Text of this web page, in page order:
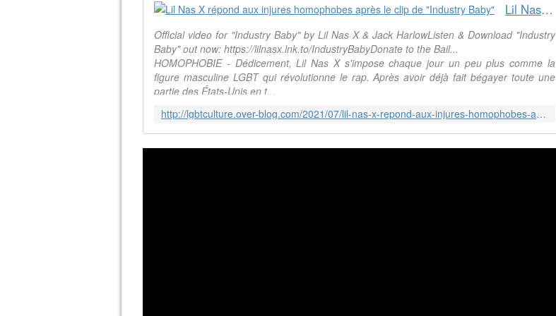
Lil Nas X répond aux injures homophobes après le clip de "Industry Baby"
Official video for "Industry Baby" by Lil Nas X & Jack HarlowListen & Download "Industry
Baby" out now: https://lilnasx.lnk.to/IndustryBabyDonate to the Bail...
HOMOPHOBIE - Dédicement, Lil Nas X s'impose chaque jour un peu plus comme la
figure masculine LGBT qui révolutionne le rap. Après avoir déjà fait bégayer toute une
partie des États-Unis en t...
http://lgbtculture.over-blog.com/2021/07/lil-nas-x-repond-aux-injures-homophobes-apres-le-clip-de-industry-baby.html